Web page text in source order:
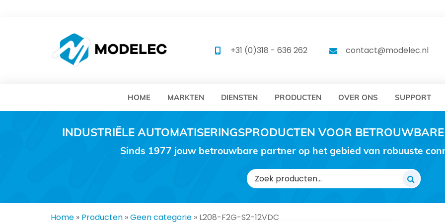
MODELEC MODELEC
+31 (0)318 - 636 262 contact@modelec.nl
HOME MARKTEN DIENSTEN PRODUCTEN OVER ONS SUPPORT
INDUSTRIËLE AUTOMATISERINGSPRODUCTEN VOOR
Sinds 1977 jouw betrouwbare partner op het gebied van robuuste
Zoeken
naar:
Home » Producten »Geen categorie » L208-F2G-S2-12VDC